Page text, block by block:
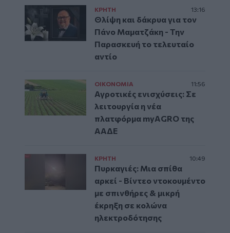
ΚΡΗΤΗ 13:16
Θλίψη και δάκρυα για τον
Πάνο Μαματζάκη - Την
Παρασκευή το τελευταίο
αντίο
ΟΙΚΟΝΟΜΙΑ 11:56
Αγροτικές ενισχύσεις: Σε
λειτουργία η νέα
πλατφόρμα myAGRO της
ΑΑΔΕ
ΚΡΗΤΗ 10:49
Πυρκαγιές: Μια σπίθα
αρκεί - Βίντεο ντοκουμέντο
με σπινθήρες & μικρή
έκρηξη σε κολώνα
ηλεκτροδότησης